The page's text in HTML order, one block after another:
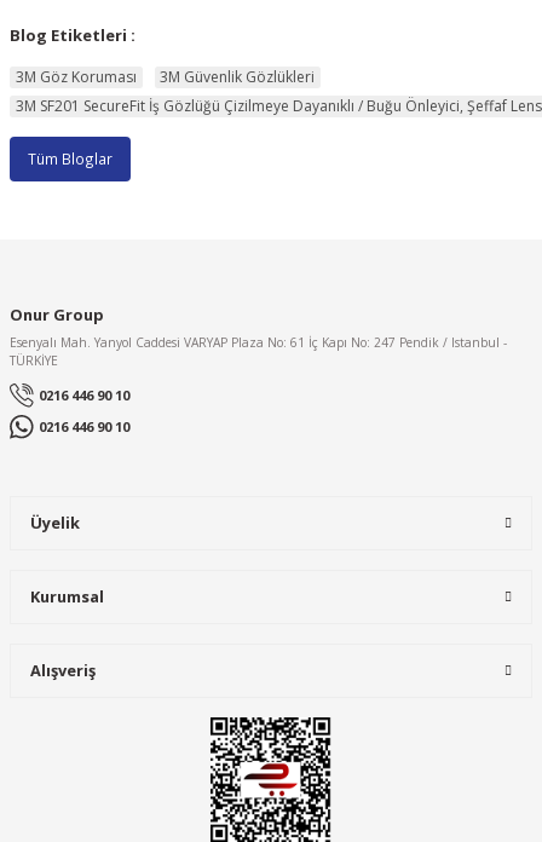
Blog Etiketleri :
3M Göz Koruması
3M Güvenlik Gözlükleri
3M SF201 SecureFit İş Gözlüğü Çizilmeye Dayanıklı / Buğu Önleyici, Şeffaf
Tüm Bloglar
Onur Group
Esenyalı Mah. Yanyol Caddesi VARYAP Plaza No: 61 İç Kapı No: 247 Pendik / Istanbul -
TÜRKİYE
0216 446 90 10
0216 446 90 10
Üyelik
Kurumsal
Alışveriş